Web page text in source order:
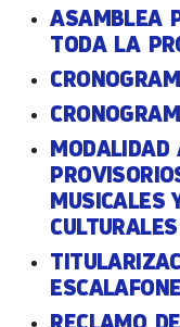
ASAMBLEA
TODA LA
MODALIDAD
MUSICALES